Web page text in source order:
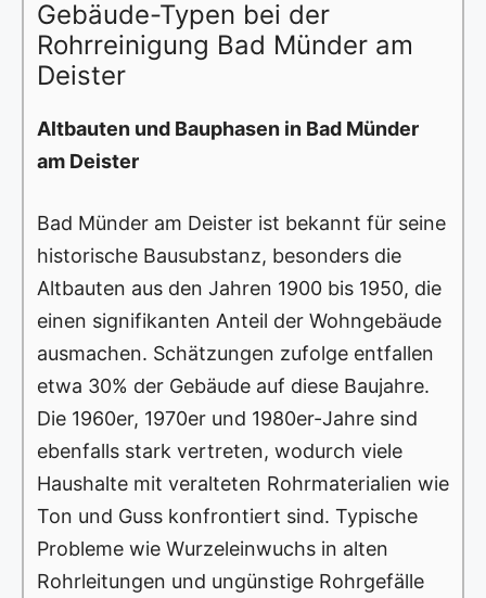
Gebäude-Typen bei der
Rohrreinigung Bad Münder am
Deister
Altbauten und Bauphasen in Bad Münder
am Deister
Bad Münder am Deister ist bekannt für seine
historische Bausubstanz, besonders die
Altbauten aus den Jahren 1900 bis 1950, die
einen signifikanten Anteil der Wohngebäude
ausmachen. Schätzungen zufolge entfallen
etwa 30% der Gebäude auf diese Baujahre.
Die 1960er, 1970er und 1980er-Jahre sind
ebenfalls stark vertreten, wodurch viele
Haushalte mit veralteten Rohrmaterialien wie
Ton und Guss konfrontiert sind. Typische
Probleme wie Wurzeleinwuchs in alten
Rohrleitungen und ungünstige Rohrgefälle